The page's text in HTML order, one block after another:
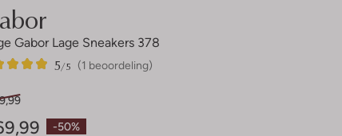
Gabor Lage Sneakers 378
(1 beoordeling)
5/5
-50%